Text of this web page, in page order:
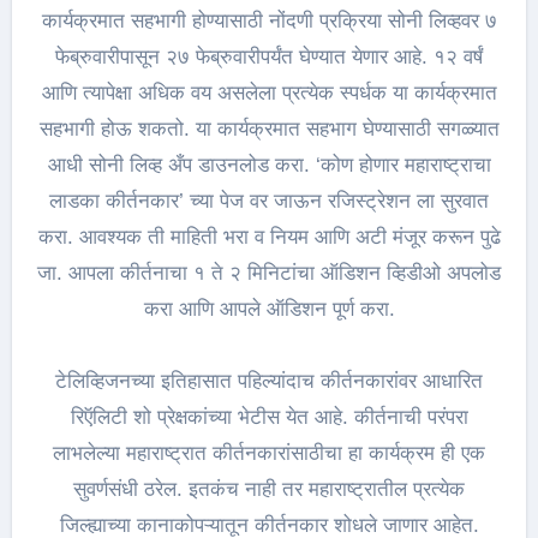
कार्यक्रमात सहभागी होण्यासाठी नोंदणी प्रक्रिया सोनी लिव्हवर ७
फेब्रुवारीपासून २७ फेब्रुवारीपर्यंत घेण्यात येणार आहे. १२ वर्षं
आणि त्यापेक्षा अधिक वय असलेला प्रत्येक स्पर्धक या कार्यक्रमात
सहभागी होऊ शकतो. या कार्यक्रमात सहभाग घेण्यासाठी सगळ्यात
आधी सोनी लिव्ह अँप डाउनलोड करा. ‘कोण होणार महाराष्ट्राचा
लाडका कीर्तनकार’ च्या पेज वर जाऊन रजिस्ट्रेशन ला सुरवात
करा. आवश्यक ती माहिती भरा व नियम आणि अटी मंजूर करून पुढे
जा. आपला कीर्तनाचा १ ते २ मिनिटांचा ऑडिशन व्हिडीओ अपलोड
करा आणि आपले ऑडिशन पूर्ण करा.
टेलिव्हिजनच्या इतिहासात पहिल्यांदाच कीर्तनकारांवर आधारित
रिऍलिटी शो प्रेक्षकांच्या भेटीस येत आहे. कीर्तनाची परंपरा
लाभलेल्या महाराष्ट्रात कीर्तनकारांसाठीचा हा कार्यक्रम ही एक
सुवर्णसंधी ठरेल. इतकंच नाही तर महाराष्ट्रातील प्रत्येक
जिल्ह्याच्या कानाकोपऱ्यातून कीर्तनकार शोधले जाणार आहेत.